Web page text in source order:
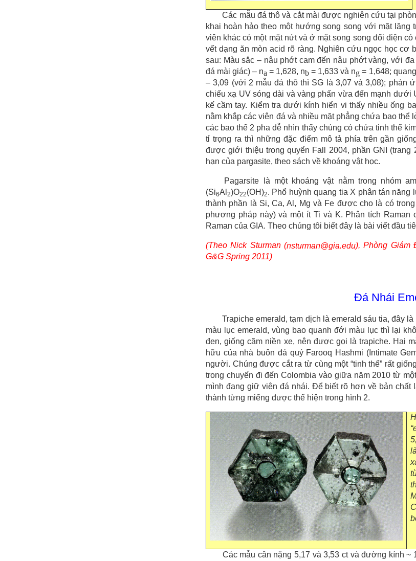
Các mẫu đá thô và cắt mài được nghiên cứu tại
khai hoàn hảo theo một hướng song song với mặt lăng
viên khác có một mặt nứt và ở mặt song song đối diện
vết dạng ăn mòn acid rõ ràng. Nghiên cứu ngọc học
sau: Màu sắc – nâu phớt cam đến nâu phớt vàng, với
đá mài giác) – na = 1,628, nb = 1,633 và ng = 1,648;
– 3,09 (với 2 mẫu đá thô thì SG là 3,07 và 3,08);
chiếu xạ UV sóng dài và vàng phấn vừa đến mạnh
kế cầm tay. Kiểm tra dưới kính hiển vi thấy nhiều ống
nằm khắp các viên đá và nhiều mặt phẳng chứa bao
các bao thể 2 pha dễ nhìn thấy chúng có chứa tinh thể
tỉ trọng ra thì những đặc điểm mô tả phía trên gần
được giới thiệu trong quyển Fall 2004, phần GNI
hạn của pargasite, theo sách về khoáng vật học.
Pagarsite là một khoáng vật nằm trong nhóm
(Si6Al 2)O22(OH)2. Phổ huỳnh quang tia X phân tán
thành phần là Si, Ca, Al, Mg và Fe được cho là có
phương pháp này) và một ít Ti và K. Phân tích
Raman của GIA. Theo chúng tôi biết đây là bài viết đầu
(Theo Nick Sturman (nsturman@gia.edu), Phòng Giám
G&G Spring 2011)
Đá Nhái
Trapiche emerald, tạm dịch là emerald sáu tia, đây
màu lục emerald, vùng bao quanh đới màu lục thì lại
đen, giống căm niền xe, nên được gọi là trapiche. Hai
hữu của nhà buôn đá quý Farooq Hashmi (Intimate
người. Chúng được cắt ra từ cùng một “tinh thể” rất
trong chuyến đi đến Colombia vào giữa năm 2010 từ
mình đang giữ viên đá nhái. Để biết rõ hơn về bản chất
thành từng miếng được thể hiện trong hình 2.
Các mẫu cân nặng 5,17 và 3,53 ct và đường kính